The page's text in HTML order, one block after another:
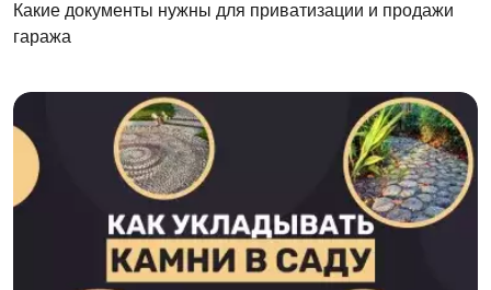
Какие документы нужны для приватизации и продажи
гаража